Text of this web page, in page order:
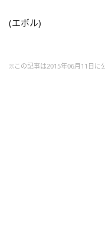
(エボル)
※この記事は2015年06月11日に